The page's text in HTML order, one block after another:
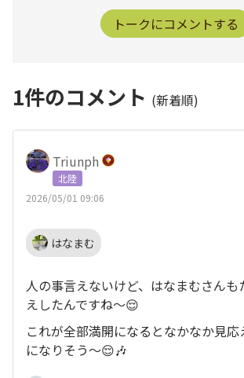
トークにコメントする
1件のコメント (新着順)
Triunph
北陸
2026/05/01 09:06
はなまむ
人の事言えないけど、はなまむさんも
えしたんですね〜😌
これが全部満開になるとなかなか見
になりそう〜😌🎶